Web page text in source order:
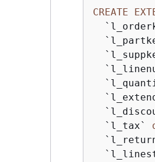
CREATE
  `l_tax`